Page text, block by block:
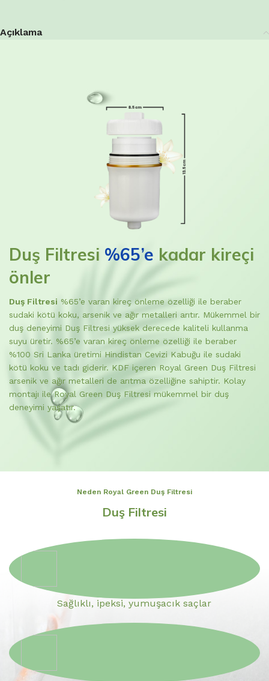
Açıklama
Duş Filtresi %65’e kadar kireçi
önler
Duş Filtresi %65’e varan kireç önleme özelliği ile beraber
sudaki kötü koku, arsenik ve ağır metalleri arıtır. Mükemmel bir
duş deneyimi Duş Filtresi yüksek derecede kaliteli kullanma
suyu üretir. %65’e varan kireç önleme özelliği ile beraber
%100 Sri Lanka üretimi Hindistan Cevizi Kabuğu ile sudaki
kötü koku ve tadı giderir. KDF içeren Royal Green Duş Filtresi
arsenik ve ağır metalleri de arıtma özelliğine sahiptir. Kolay
montajı ile Royal Green Duş Filtresi mükemmel bir duş
deneyimi yaşatır.
Neden Royal Green Duş Filtresi
Duş Filtresi
Sağlıklı, ipeksi, yumuşacık saçlar